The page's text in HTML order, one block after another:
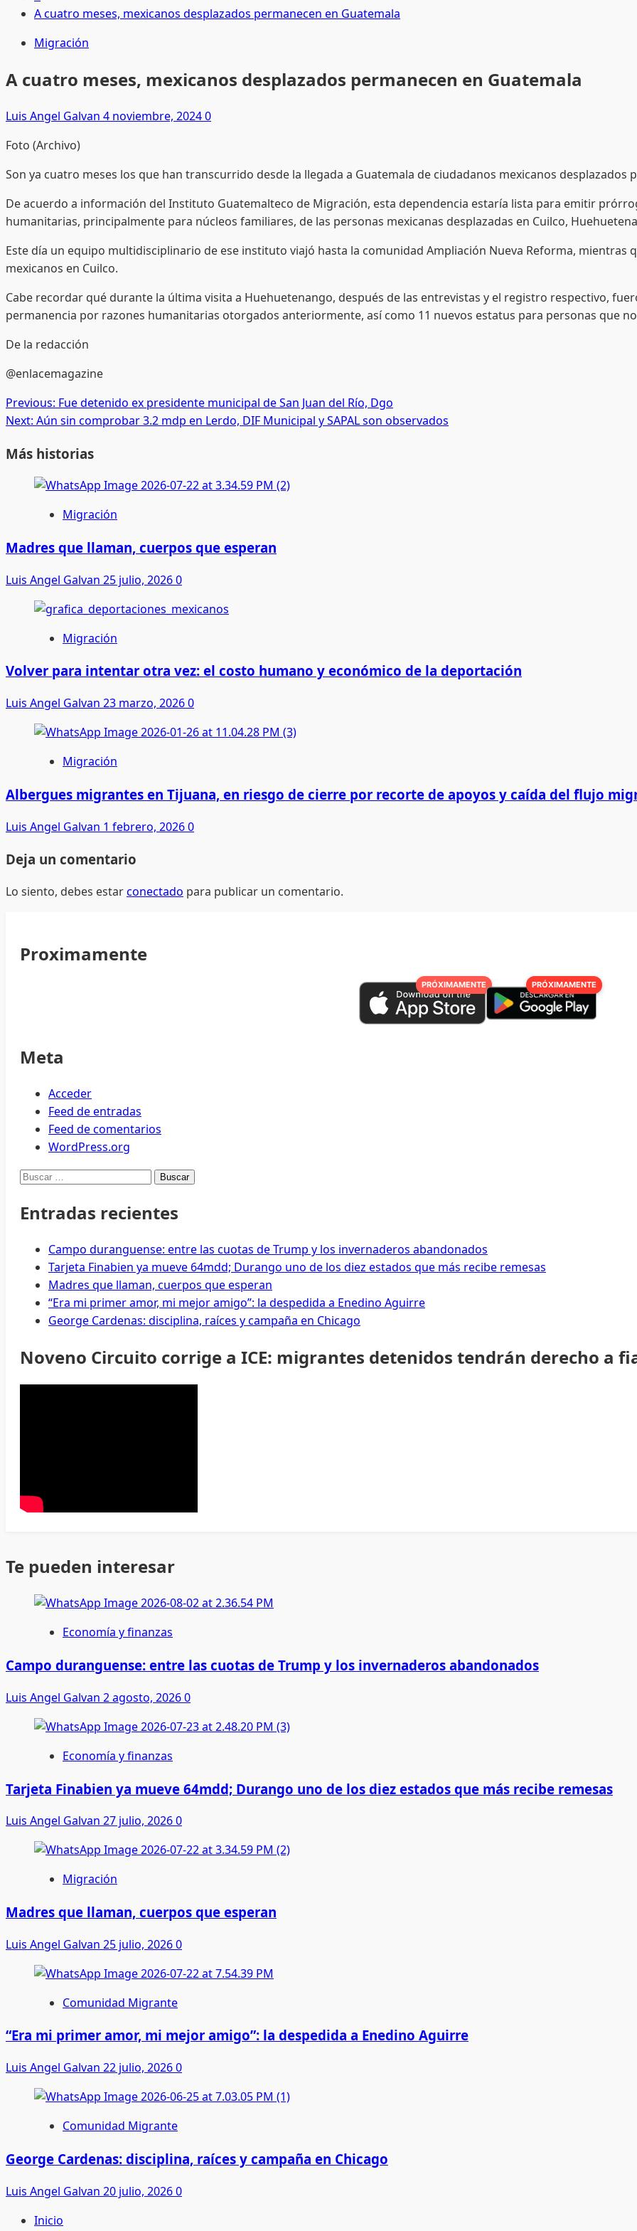
A cuatro meses, mexicanos desplazados permanecen en Guatemala
Migración
A cuatro meses, mexicanos desplazados permanecen en Guatemala
Luis Angel Galvan 4 noviembre, 20240
Foto (Archivo)
Son ya cuatro meses los que han transcurrido desde la llegada a Guatemala de ciudadanos mexicanos desplazados
De acuerdo a información del Instituto Guatemalteco de Migración, esta dependencia estaría lista para emitir
humanitarias, principalmente para núcleos familiares, de las personas mexicanas desplazadas en Cuilco,
Este día un equipo multidisciplinario de ese instituto viajó hasta la comunidad Ampliación Nueva Reforma, mientras
mexicanos en Cuilco.
Cabe recordar qué durante la última visita a Huehuetenango, después de las entrevistas y el registro respectivo,
permanencia por razones humanitarias otorgados anteriormente, así como 11 nuevos estatus para personas que
De la redacción
@enlacemagazine
Post
navigation
Previous: Fue detenido ex presidente municipal de San Juan del Río, Dgo
Next: Aún sin comprobar 3.2 mdp en Lerdo, DIF Municipal y SAPAL son observados
Más historias
Migración
Madres que llaman, cuerpos que esperan
Luis Angel Galvan 25 julio, 20260
Migración
Volver para intentar otra vez: el costo humano y económico de la deportación
Luis Angel Galvan 23 marzo, 20260
Migración
Albergues migrantes en Tijuana, en riesgo de cierre por recorte de apoyos y caída del flujo
Luis Angel Galvan 1 febrero, 20260
Deja un comentario
Lo siento, debes estarconectado para publicar un comentario.
Proximamente
PRÓXIMAMENTE PRÓXIMAMENTE
Meta
Acceder
Feed de entradas
Feed de comentarios
WordPress.org
Buscar:
Entradas recientes
Campo duranguense: entre las cuotas de Trump y los invernaderos abandonados
Tarjeta Finabien ya mueve 64mdd; Durango uno de los diez estados que más recibe remesas
Madres que llaman, cuerpos que esperan
“Era mi primer amor, mi mejor amigo”: la despedida a Enedino Aguirre
George Cardenas: disciplina, raíces y campaña en Chicago
Noveno Circuito corrige a ICE: migrantes detenidos tendrán derecho a
Te pueden interesar
Economía y finanzas
Campo duranguense: entre las cuotas de Trump y los invernaderos abandonados
Luis Angel Galvan 2 agosto, 20260
Economía y finanzas
Tarjeta Finabien ya mueve 64mdd; Durango uno de los diez estados que más recibe remesas
Luis Angel Galvan 27 julio, 20260
Migración
Madres que llaman, cuerpos que esperan
Luis Angel Galvan 25 julio, 20260
Comunidad Migrante
“Era mi primer amor, mi mejor amigo”: la despedida a Enedino Aguirre
Luis Angel Galvan 22 julio, 20260
Comunidad Migrante
George Cardenas: disciplina, raíces y campaña en Chicago
Luis Angel Galvan 20 julio, 20260
Inicio